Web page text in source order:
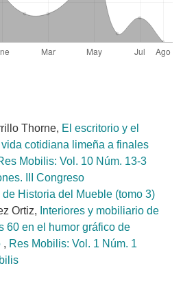
Thorne, El escritorio y el
cotidiana limeña a finales
Mobilis: Vol. 10 Núm. 13-3
III Congreso
de Historia del Mueble (tomo 3)
Ortiz, Interiores y mobiliario de
60 en el humor gráfico de
, Res Mobilis: Vol. 1 Núm. 1